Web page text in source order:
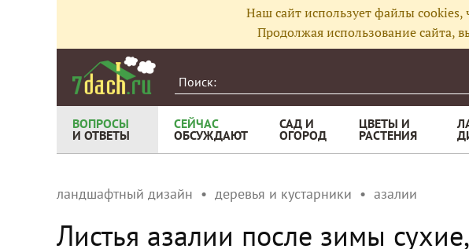
Наш сайт использует файлы cookies,
Продолжая использование сайта,
ВОПРОСЫ
И ОТВЕТЫ
СЕЙЧАС
ОБСУЖДАЮТ
САД И
ОГОРОД
ЦВЕТЫ И
РАСТЕНИЯ
ландшафтный дизайн деревья и кустарники азалии
Листья азалии после зимы